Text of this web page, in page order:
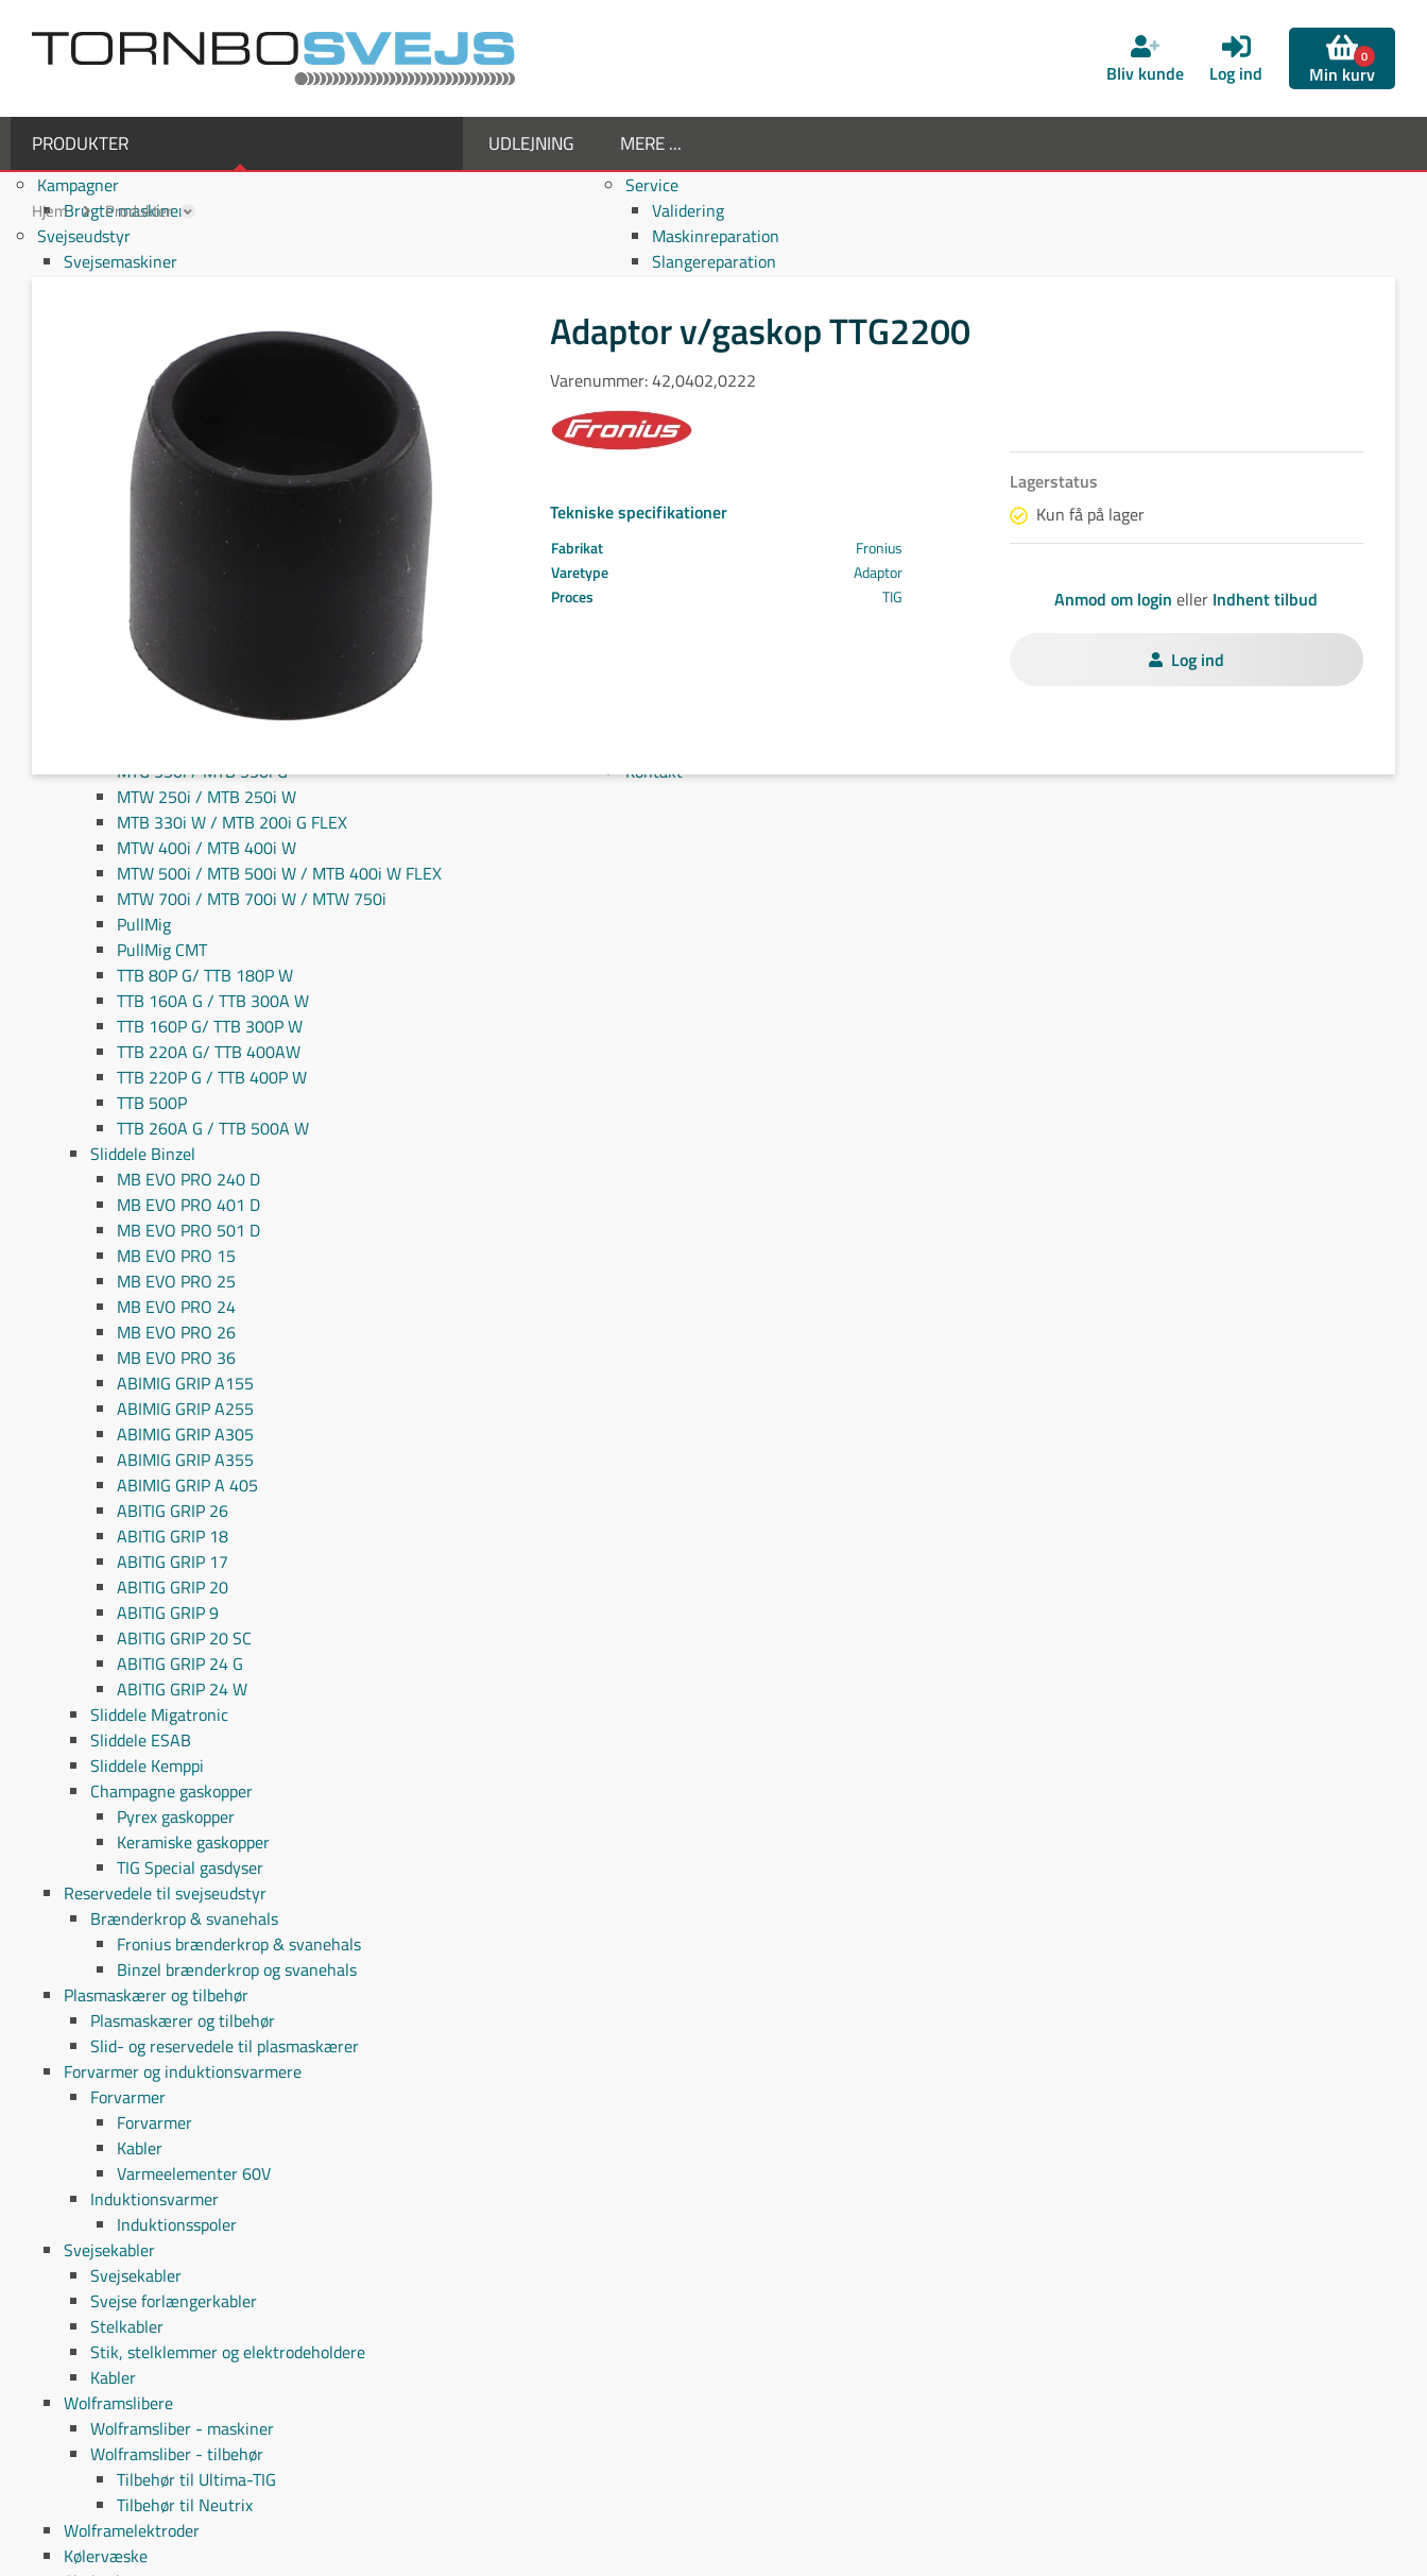
Bliv kunde Log ind
0
Min kurv
PRODUKTER
Kampagner
Brugte maskiner
Svejseudstyr
Svejsemaskiner
MMA / Elektrode svejsemaskiner
Multiprocesmaskiner
Svejseslanger
Binzel svejseslanger
Binzel MIG/MAG svejseslanger
Fronius svejseslanger
Fronius MIG/MAG svejseslanger
Fronius TIG svejseslanger
Sliddele til svejseslanger
Sliddele Fronius
MTG 2100S
MTG 2500S
MTG 250i / MTB 250i G
MTG 320i / MTB 320i G
MTB 200i / MTB 330i G
MTG 550i / MTB 550i G
MTW 250i / MTB 250i W
MTB 330i W / MTB 200i G FLEX
MTW 400i / MTB 400i W
MTW 500i / MTB 500i W / MTB 400i W FLEX
MTW 700i / MTB 700i W / MTW 750i
PullMig
PullMig CMT
TTB 80P G/ TTB 180P W
TTB 160A G / TTB 300A W
TTB 160P G/ TTB 300P W
TTB 220A G/ TTB 400AW
TTB 220P G / TTB 400P W
TTB 500P
TTB 260A G / TTB 500A W
Sliddele Binzel
MB EVO PRO 240 D
MB EVO PRO 401 D
MB EVO PRO 501 D
MB EVO PRO 15
MB EVO PRO 25
MB EVO PRO 24
MB EVO PRO 26
MB EVO PRO 36
ABIMIG GRIP A155
ABIMIG GRIP A255
ABIMIG GRIP A305
ABIMIG GRIP A355
ABIMIG GRIP A 405
ABITIG GRIP 26
ABITIG GRIP 18
ABITIG GRIP 17
ABITIG GRIP 20
ABITIG GRIP 9
ABITIG GRIP 20 SC
ABITIG GRIP 24 G
ABITIG GRIP 24 W
Sliddele Migatronic
Sliddele ESAB
Sliddele Kemppi
Champagne gaskopper
Pyrex gaskopper
Keramiske gaskopper
TIG Special gasdyser
Reservedele til svejseudstyr
Brænderkrop & svanehals
Fronius brænderkrop & svanehals
Binzel brænderkrop og svanehals
Plasmaskærer og tilbehør
Plasmaskærer og tilbehør
Slid- og reservedele til plasmaskærer
Forvarmer og induktionsvarmere
Forvarmer
Forvarmer
Kabler
Varmeelementer 60V
Induktionsvarmer
Induktionsspoler
Svejsekabler
Svejsekabler
Svejse forlængerkabler
Stelkabler
Stik, stelklemmer og elektrodeholdere
Kabler
Wolframslibere
Wolframsliber - maskiner
Wolframsliber - tilbehør
Tilbehør til Ultima-TIG
Tilbehør til Neutrix
Wolframelektroder
Kølervæske
UDLEJNING MERE ...
Service
Validering
Maskinreparation
Slangereparation
Virksomheden
Supplier
Job hos TornboSvejs
Kvalitetspolitik
ESG politik
Kom i mål med dit projekt
Kontakt
Hjem Produkter
Adaptor v/gaskop TTG2200
Varenummer:42,0402,0222
Tekniske specifikationer
Fabrikat
Fronius
Varetype
Adaptor
Proces
TIG
Lagerstatus
Kun få på lager
Anmod om login eller Indhent tilbud
Log ind